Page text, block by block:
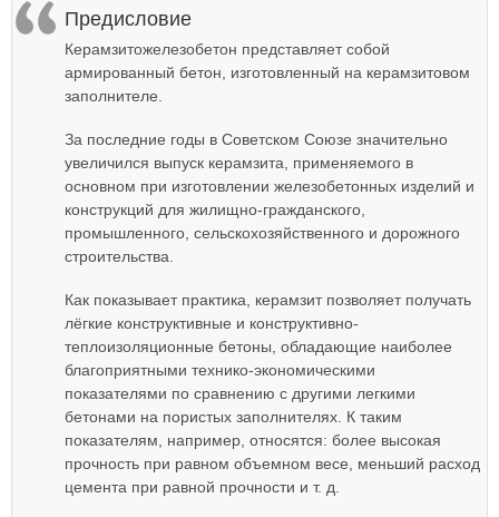
Предисловие
Керамзитожелезобетон представляет собой
армированный бетон, изготовленный на керамзитовом
заполнителе.
За последние годы в Советском Союзе значительно
увеличился выпуск керамзита, применяемого в
основном при изготовлении железобетонных изделий и
конструкций для жилищно-гражданского,
промышленного, сельскохозяйственного и дорожного
строительства.
Как показывает практика, керамзит позволяет получать
лёгкие конструктивные и конструктивно-
теплоизоляционные бетоны, обладающие наиболее
благоприятными технико-экономическими
показателями по сравнению с другими легкими
бетонами на пористых заполнителях. К таким
показателям, например, относятся: более высокая
прочность при равном объемном весе, меньший расход
цемента при равной прочности и т. д.